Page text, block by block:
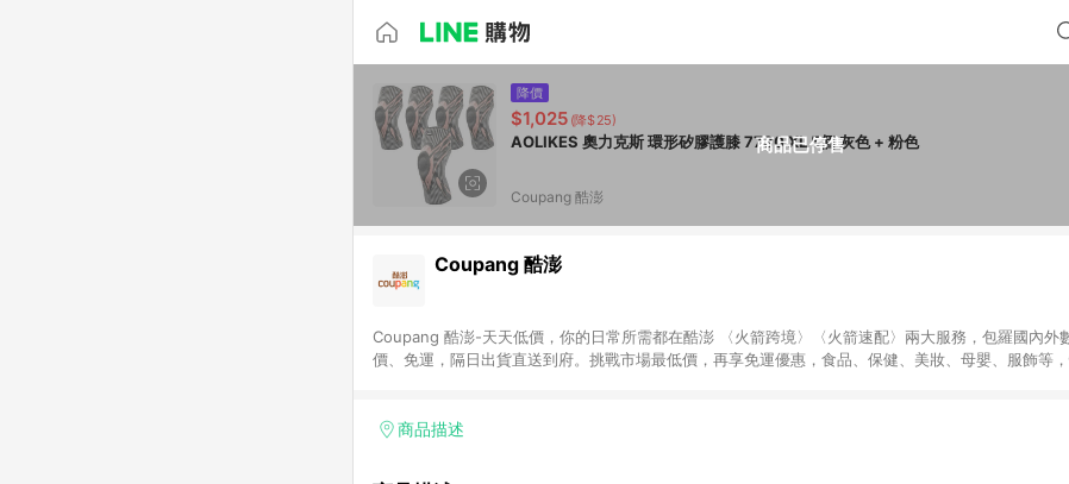
商品已停售
降價
$1,025 (降$25)
AOLIKES 奧力克斯 環形矽膠護膝 7730 XL 5個 灰色 + 粉色
Coupang 酷澎
Coupang 酷澎
Coupang 酷澎-天天低價，你的日常所需都在酷澎 〈火箭跨境〉〈火箭速配〉兩大服務，包羅國內外
價、免運，隔日出貨直送到府。挑戰市場最低價，再享免運優惠，食品、保健、美妝、母嬰、服飾等，
商品描述